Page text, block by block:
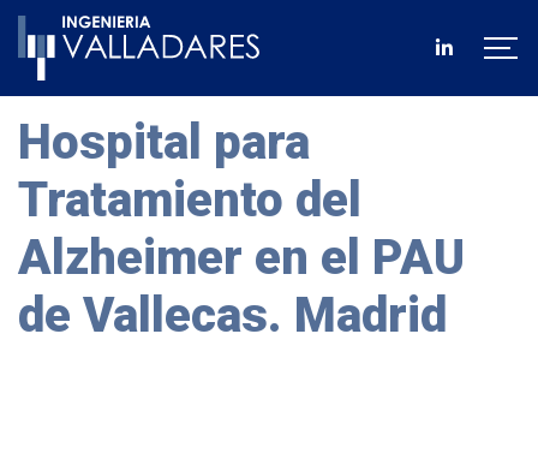
Hospital para
Tratamiento del
Alzheimer en el PAU
de Vallecas. Madrid